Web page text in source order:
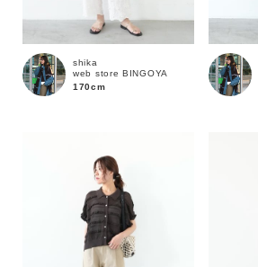
shika
web store BINGOYA
170cm